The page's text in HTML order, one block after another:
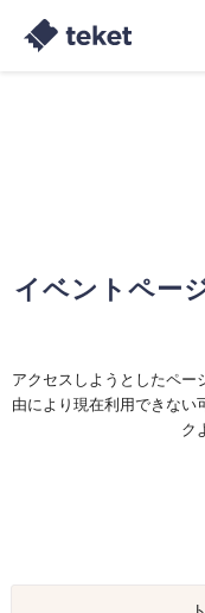
イベントペー
アクセスしようとしたペー
由により現在利用できない
ク